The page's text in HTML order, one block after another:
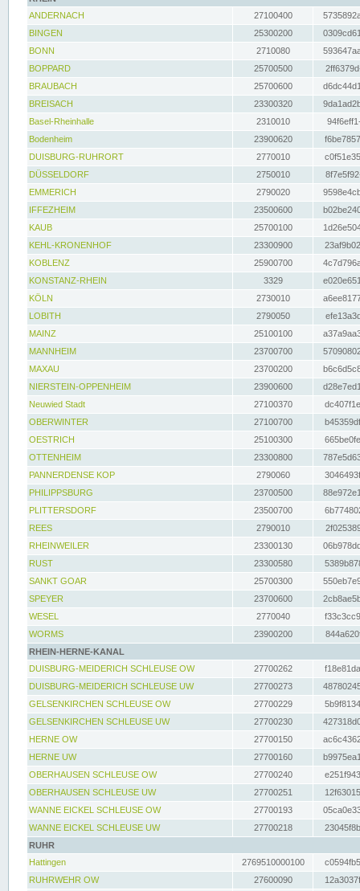
ANDERNACH
27100400
BINGEN
25300200
BONN
2710080
BOPPARD
25700500
BRAUBACH
25700600
BREISACH
23300320
Basel-Rheinhalle
2310010
Bodenheim
23900620
DUISBURG-RUHRORT
2770010
DÜSSELDORF
2750010
EMMERICH
2790020
IFFEZHEIM
23500600
KAUB
25700100
KEHL-KRONENHOF
23300900
KOBLENZ
25900700
KONSTANZ-RHEIN
3329
KÖLN
2730010
LOBITH
2790050
MAINZ
25100100
MANNHEIM
23700700
MAXAU
23700200
NIERSTEIN-OPPENHEIM
23900600
Neuwied Stadt
27100370
OBERWINTER
27100700
OESTRICH
25100300
OTTENHEIM
23300800
PANNERDENSE KOP
2790060
PHILIPPSBURG
23700500
PLITTERSDORF
23500700
REES
2790010
RHEINWEILER
23300130
RUST
23300580
SANKT GOAR
25700300
SPEYER
23700600
WESEL
2770040
WORMS
23900200
RHEIN-HERNE-KANAL
DUISBURG-MEIDERICH SCHLEUSE OW
27700262
DUISBURG-MEIDERICH SCHLEUSE UW
27700273
GELSENKIRCHEN SCHLEUSE OW
27700229
GELSENKIRCHEN SCHLEUSE UW
27700230
HERNE OW
27700150
HERNE UW
27700160
OBERHAUSEN SCHLEUSE OW
27700240
OBERHAUSEN SCHLEUSE UW
27700251
WANNE EICKEL SCHLEUSE OW
27700193
WANNE EICKEL SCHLEUSE UW
27700218
RUHR
Hattingen
2769510000100
RUHRWEHR OW
27600090